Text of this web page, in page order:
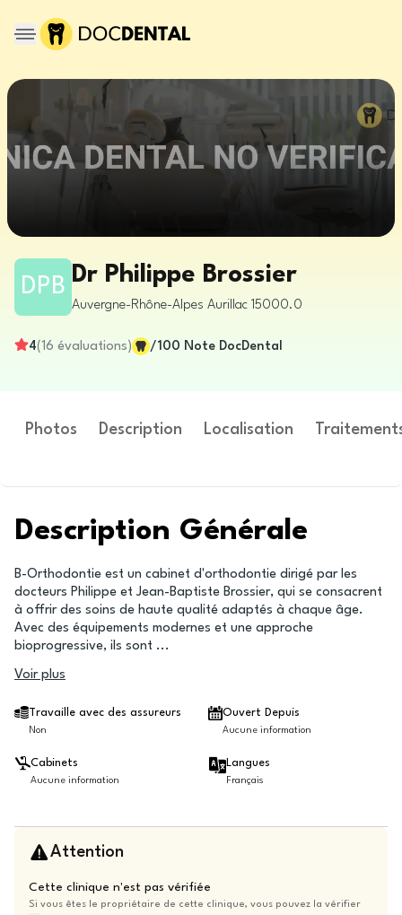
DPB Dr Philippe Brossier
Auvergne-Rhône-Alpes Aurillac 15000.0
4(16 évaluations) /100 Note DocDental
Photos Description Localisation
Description Générale
B-Orthodontie est un cabinet d'orthodontie dirigé par les
docteurs Philippe et Jean-Baptiste Brossier, qui se consacrent
à offrir des soins de haute qualité adaptés à chaque âge.
Avec des équipements modernes et une approche
bioprogressive, ils sont ...
Voir plus
Travaille avec des assureurs
Non
Ouvert Depuis
Aucune information
Cabinets
Aucune information
Langues
Français
Attention
Cette clinique n'est pas vérifiée
Si vous êtes le propriétaire de cette clinique, vous pouvez la vérifier